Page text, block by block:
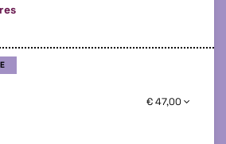
€ 47,00